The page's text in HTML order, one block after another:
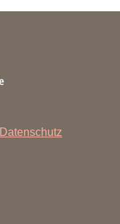
Datenschutz